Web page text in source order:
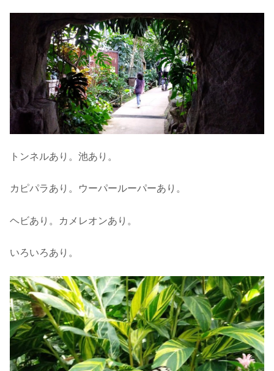
トンネルあり。池あり。
カピパラあり。ウーパールーパーあり。
ヘビあり。カメレオンあり。
いろいろあり。